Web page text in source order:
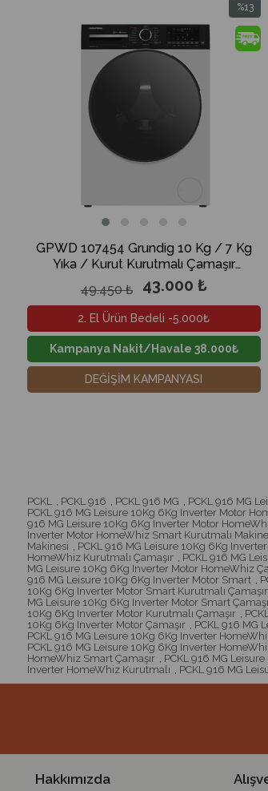
GPWD 107454 Grundig 10 Kg / 7 Kg
Yıka / Kurut Kurutmalı Çamaşır
Makinesi
43.000 ₺
49.450 ₺
%13
İndirim
2. El Ürün Bedeli -5.000₺
Kampanya Nakit/Havale 38.000₺
DEĞİŞİM KAMPANYASI
PCKL
PCKL 916 PCKL 916 MG PCKL 916 MG
PCKL 916 MG Leisure 10Kg 6Kg Inverter Motor
916 MG Leisure 10Kg 6Kg Inverter Motor
Inverter Motor HomeWhiz Smart Kurutmalı
Makinesi
PCKL 916 MG Leisure 10Kg 6Kg
HomeWhiz Kurutmalı Çamaşır
PCKL 916 MG
MG Leisure 10Kg 6Kg Inverter Motor HomeWhiz
916 MG Leisure 10Kg 6Kg Inverter Motor Smart
10Kg 6Kg Inverter Motor Smart Kurutmalı
MG Leisure 10Kg 6Kg Inverter Motor Smart
10Kg 6Kg Inverter Motor Kurutmalı Çamaşır
10Kg 6Kg Inverter Motor Çamaşır
PCKL 916 MG
PCKL 916 MG Leisure 10Kg 6Kg Inverter
PCKL 916 MG Leisure 10Kg 6Kg Inverter
HomeWhiz Smart Çamaşır
PCKL 916 MG
Inverter HomeWhiz Kurutmalı
PCKL 916 MG
Hakkımızda